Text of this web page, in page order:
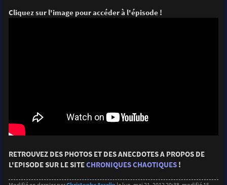
Cliquez sur l'image pour accéder à l'épisode !
RETROUVEZ DES PHOTOS ET DES ANECDOTES A PROPOS DE
L'EPISODE SUR LE SITECHRONIQUES CHAOTIQUES!